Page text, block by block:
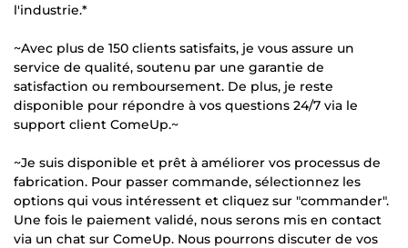
l'industrie.*
~Avec plus de 150 clients satisfaits, je vous assure un
service de qualité, soutenu par une garantie de
satisfaction ou remboursement. De plus, je reste
disponible pour répondre à vos questions 24/7 via le
support client ComeUp.~
~Je suis disponible et prêt à améliorer vos processus de
fabrication. Pour passer commande, sélectionnez les
options qui vous intéressent et cliquez sur "commander".
Une fois le paiement validé, nous serons mis en contact
via un chat sur ComeUp. Nous pourrons discuter de vos